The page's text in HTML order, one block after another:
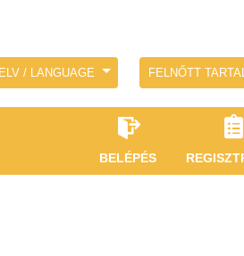
/ LANGUAGE FELNŐTT
BELÉPÉS